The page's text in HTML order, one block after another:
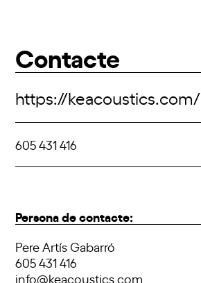
Contacte
https://keacoustics.com/
605 431 416
Persona de contacte:
Pere Artís Gabarró
605 431 416
info@keacoustics.com